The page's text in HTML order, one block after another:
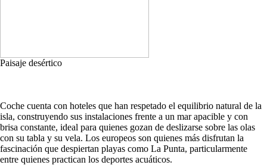
Paisaje desértico
Coche cuenta con hoteles que han respetado el equilibrio natural de la
isla, construyendo sus instalaciones frente a un mar apacible y con
brisa constante, ideal para quienes gozan de deslizarse sobre las olas
con su tabla y su vela. Los europeos son quienes más disfrutan la
fascinación que despiertan playas como La Punta, particularmente
entre quienes practican los deportes acuáticos.